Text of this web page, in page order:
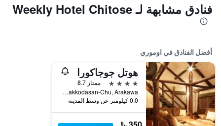
فنادق مشابهة لـ Weekly Hotel Chitose
أفضل الفنادق في اوموري
هوتل جوجاكورا
4 نجوم
ممتاز 8.7
Hakkodasan-Chu, Arakawa, اوموري, اليابان
0.0 كيلومتر عن وسط المدينة